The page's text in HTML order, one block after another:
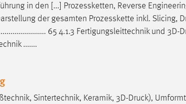
in den [...] Prozessketten, Reverse
der gesamten Prozesskette inkl. Slicing,
65 4.1.3 Fertigungsleittechnik und 3D-
.......
Sintertechnik, Keramik, 3D-Druck),